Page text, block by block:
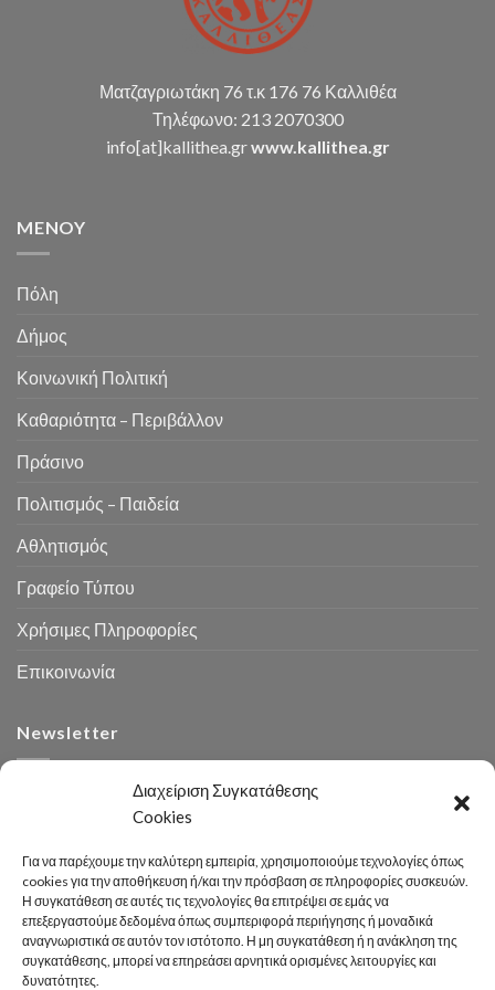
Διαχείριση Συγκατάθεσης
Cookies
Για να παρέχουμε την καλύτερη εμπειρία, χρησιμοποιούμε τεχνολογίες όπως
cookies για την αποθήκευση ή/και την πρόσβαση σε πληροφορίες συσκευών.
Η συγκατάθεση σε αυτές τις τεχνολογίες θα επιτρέψει σε εμάς να
επεξεργαστούμε δεδομένα όπως συμπεριφορά περιήγησης ή μοναδικά
αναγνωριστικά σε αυτόν τον ιστότοπο. Η μη συγκατάθεση ή η ανάκληση της
συγκατάθεσης, μπορεί να επηρεάσει αρνητικά ορισμένες λειτουργίες και
δυνατότητες.
Ματζαγριωτάκη 76 τ.κ 176 76 Καλλιθέα
Τηλέφωνο: 213 2070300
info[at]kallithea.grwww.kallithea.gr
MENOY
Πόλη
Δήμος
Κοινωνική Πολιτική
Καθαριότητα – Περιβάλλον
Πράσινο
Πολιτισμός – Παιδεία
Αθλητισμός
Γραφείο Τύπου
Χρήσιμες Πληροφορίες
Επικοινωνία
Newsletter
Αναζήτηση